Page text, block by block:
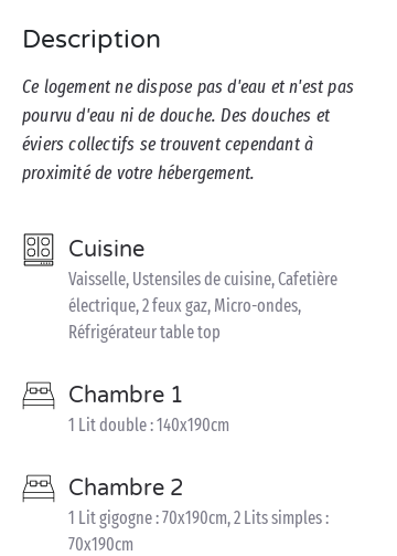
Description
Ce logement ne dispose pas d'eau et n'est pas
pourvu d'eau ni de douche. Des douches et
éviers collectifs se trouvent cependant à
proximité de votre hébergement.
Cuisine
Vaisselle, Ustensiles de cuisine, Cafetière
électrique, 2 feux gaz, Micro-ondes,
Réfrigérateur table top
Chambre 1
1 Lit double : 140x190cm
Chambre 2
1 Lit gigogne : 70x190cm, 2 Lits simples :
70x190cm